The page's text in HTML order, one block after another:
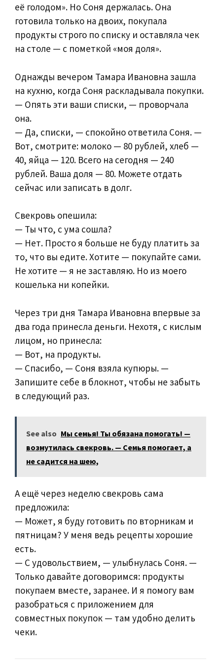
её голодом». Но Соня держалась. Она
готовила только на двоих, покупала
продукты строго по списку и оставляла чек
на столе — с пометкой «моя доля».
Однажды вечером Тамара Ивановна зашла
на кухню, когда Соня раскладывала покупки.
— Опять эти ваши списки, — проворчала
она.
— Да, списки, — спокойно ответила Соня. —
Вот, смотрите: молоко — 80 рублей, хлеб —
40, яйца — 120. Всего на сегодня — 240
рублей. Ваша доля — 80. Можете отдать
сейчас или записать в долг.
Свекровь опешила:
— Ты что, с ума сошла?
— Нет. Просто я больше не буду платить за
то, что вы едите. Хотите — покупайте сами.
Не хотите — я не заставляю. Но из моего
кошелька ни копейки.
Через три дня Тамара Ивановна впервые за
два года принесла деньги. Нехотя, с кислым
лицом, но принесла:
— Вот, на продукты.
— Спасибо, — Соня взяла купюры. —
Запишите себе в блокнот, чтобы не забыть
в следующий раз.
See also Мы семья! Ты обязана помогать! —
возмутилась свекровь. — Семья помогает, а
не садится на шею,
А ещё через неделю свекровь сама
предложила:
— Может, я буду готовить по вторникам и
пятницам? У меня ведь рецепты хорошие
есть.
— С удовольствием, — улыбнулась Соня. —
Только давайте договоримся: продукты
покупаем вместе, заранее. И я помогу вам
разобраться с приложением для
совместных покупок — там удобно делить
чеки.